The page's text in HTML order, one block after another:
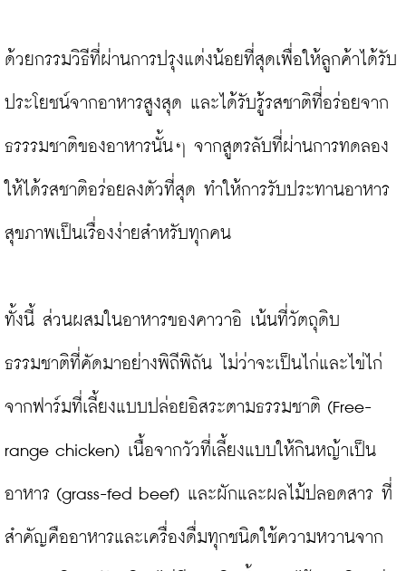
ด้วยกรรมวิธีที่ผ่านการปรุงแต่งน้อยที่สุดเพื่อให้ลูกค้าได้รับ
ประโยชน์จากอาหารสูงสุด และได้รับรู้รสชาติที่อร่อยจาก
ธรรรมชาติของอาหารนั้นๆ จากสูตรลับที่ผ่านการทดลอง
ให้ได้รสชาติอร่อยลงตัวที่สุด ทำให้การรับประทานอาหาร
สุขภาพเป็นเรื่องง่ายสำหรับทุกคน
ทั้งนี้ ส่วนผสมในอาหารของคาวาอิ เน้นที่วัตถุดิบ
ธรรมชาติที่คัดมาอย่างพิถีพิถัน ไม่ว่าจะเป็นไก่และไข่ไก่
จากฟาร์มที่เลี้ยงแบบปล่อยอิสระตามธรรมชาติ (Free-
range chicken) เนื้อจากวัวที่เลี้ยงแบบให้กินหญ้าเป็น
อาหาร (grass-fed beef) และผักและผลไม้ปลอดสาร ที่
สำคัญคืออาหารและเครื่องดื่มทุกชนิดใช้ความหวานจาก